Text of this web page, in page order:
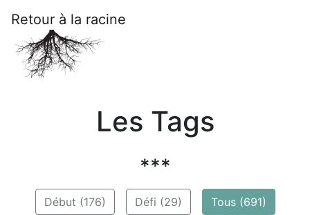
Retour à la racine
Les Tags
***
Début (176) Défi (29) Tous (691)